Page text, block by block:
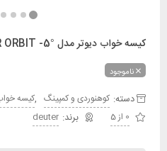
کیسه خواب دیوتر مدل DEUTER ORBIT -5°
ناموجود
دسته: کوهنوردی و کمپینگ
کیسه خواب
0 از 5
deuter